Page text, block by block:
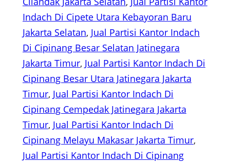
Indach Di Cipete Utara Kebayoran Baru
Jakarta Selatan, Jual Partisi Kantor Indach
Di Cipinang Besar Selatan Jatinegara
Jakarta Timur, Jual Partisi Kantor Indach Di
Cipinang Besar Utara Jatinegara Jakarta
Timur, Jual Partisi Kantor Indach Di
Cipinang Cempedak Jatinegara Jakarta
Timur, Jual Partisi Kantor Indach Di
Cipinang Melayu Makasar Jakarta Timur
Jual Partisi Kantor Indach Di Cipinang